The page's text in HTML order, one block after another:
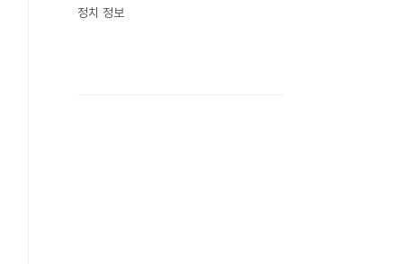
정치 정보